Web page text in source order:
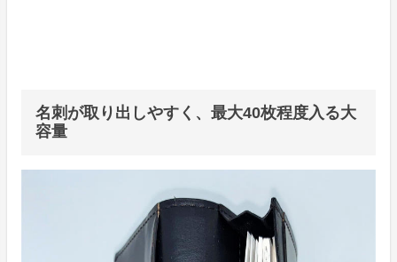
名刺が取り出しやすく、最大40枚程度入る大
容量